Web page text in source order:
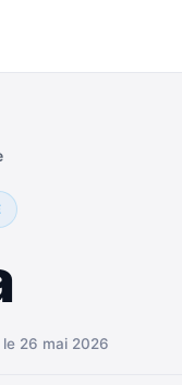
le 26 mai 2026